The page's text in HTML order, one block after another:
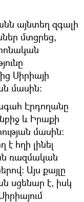
այնտեղ զգալի
մտցրեց,
Սիրիայի
մասին։
Էրդողանը
և Իրաքի
մասին։
հղի լինել
ռազմական
Այս քայլը
սցենար է, իսկ